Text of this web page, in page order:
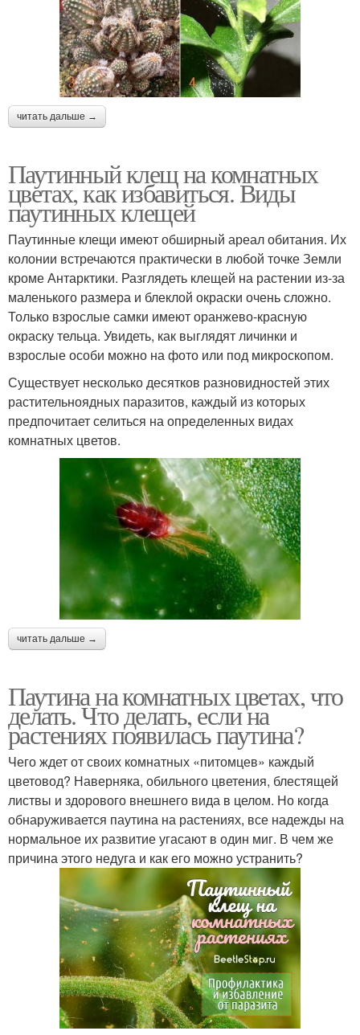
читать дальше →
Паутинный клещ на комнатных
цветах, как избавиться. Виды
паутинных клещей
Паутинные клещи имеют обширный ареал обитания. Их
колонии встречаются практически в любой точке Земли
кроме Антарктики. Разглядеть клещей на растении из-за
маленького размера и блеклой окраски очень сложно.
Только взрослые самки имеют оранжево-красную
окраску тельца. Увидеть, как выглядят личинки и
взрослые особи можно на фото или под микроскопом.
Существует несколько десятков разновидностей этих
растительноядных паразитов, каждый из которых
предпочитает селиться на определенных видах
комнатных цветов.
читать дальше →
Паутина на комнатных цветах, что
делать. Что делать, если на
растениях появилась паутина?
Чего ждет от своих комнатных «питомцев» каждый
цветовод? Наверняка, обильного цветения, блестящей
листвы и здорового внешнего вида в целом. Но когда
обнаруживается паутина на растениях, все надежды на
нормальное их развитие угасают в один миг. В чем же
причина этого недуга и как его можно устранить?